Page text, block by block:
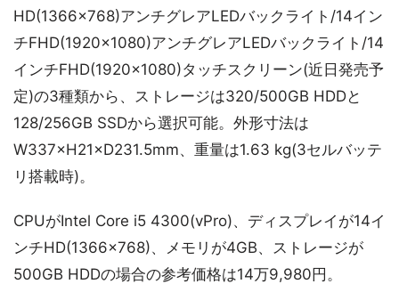
HD(1366×768)アンチグレアLEDバックライト/14イン
チFHD(1920×1080)アンチグレアLEDバックライト/14
インチFHD(1920×1080)タッチスクリーン(近日発売予
定)の3種類から、ストレージは320/500GB HDDと
128/256GB SSDから選択可能。外形寸法は
W337×H21×D231.5mm、重量は1.63 kg(3セルバッテ
リ搭載時)。
CPUがIntel Core i5 4300(vPro)、ディスプレイが14イ
ンチHD(1366×768)、メモリが4GB、ストレージが
500GB HDDの場合の参考価格は14万9,980円。